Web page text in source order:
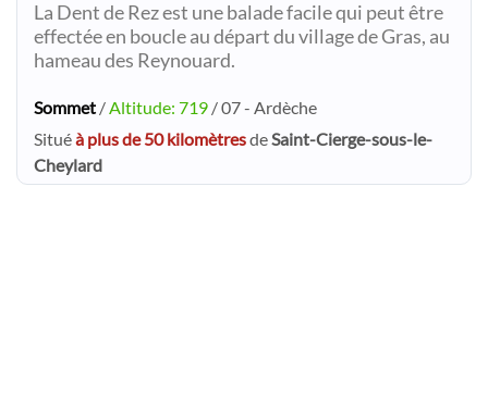
La Dent de Rez est une balade facile qui peut être
effectée en boucle au départ du village de Gras, au
hameau des Reynouard.
Sommet /Altitude: 719 / 07 - Ardèche
Situéà plus de 50 kilomètresdeSaint-Cierge-sous-le-
Cheylard